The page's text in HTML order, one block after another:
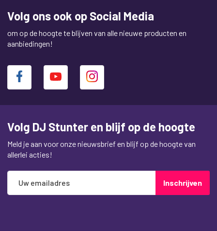
Volg ons ook op Social Media
om op de hoogte te blijven van alle nieuwe producten en
aanbiedingen!
Volg DJ Stunter en blijf op de hoogte
Meld je aan voor onze nieuwsbrief en blijf op de hoogte van
allerlei acties!
Abonneer
op
Inschrijven